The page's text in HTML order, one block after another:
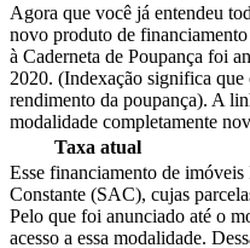
Agora que você já entendeu
novo produto de
à Caderneta de Poupança foi
2020. (Indexação significa
rendimento da poupança). A
modalidade completamente
Taxa atual
Esse financiamento de
Constante (SAC), cujas
Pelo que foi anunciado até o
acesso a essa modalidade.